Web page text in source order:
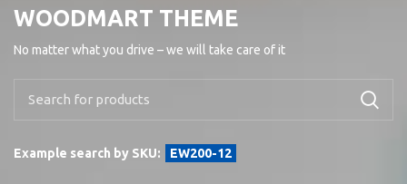
WOODMART THEME
No matter what you drive – we will take care of it
Example search by SKU: EW200-12